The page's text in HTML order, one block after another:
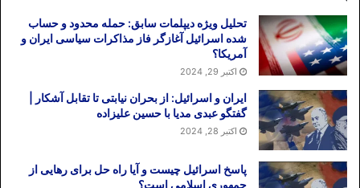
تحلیل ویژه دیپلمات سابق: حمله محدود و حساب
شده اسرائیل آغازگر فاز مذاکرات سیاسی ایران و
آمریکا؟
اکتبر 29, 2024
ایران و اسرائیل: از بحران نیابتی تا تقابل آشکار |
گفتگو عبدی مدیا با حسین علیزاده
اکتبر 28, 2024
پاسخ اسرائیل چیست و آیا راه حل برای رهایی از
جمهوری اسلامی است؟